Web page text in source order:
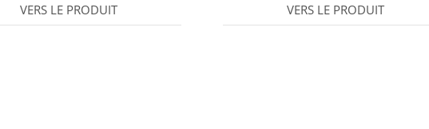
VERS LE PRODUIT VERS LE PRODUIT